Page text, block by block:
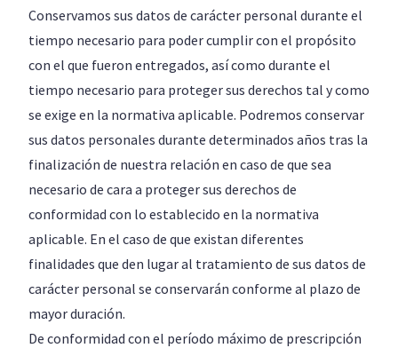
Conservamos sus datos de carácter personal durante el
tiempo necesario para poder cumplir con el propósito
con el que fueron entregados, así como durante el
tiempo necesario para proteger sus derechos tal y como
se exige en la normativa aplicable. Podremos conservar
sus datos personales durante determinados años tras la
finalización de nuestra relación en caso de que sea
necesario de cara a proteger sus derechos de
conformidad con lo establecido en la normativa
aplicable. En el caso de que existan diferentes
finalidades que den lugar al tratamiento de sus datos de
carácter personal se conservarán conforme al plazo de
mayor duración.
De conformidad con el período máximo de prescripción